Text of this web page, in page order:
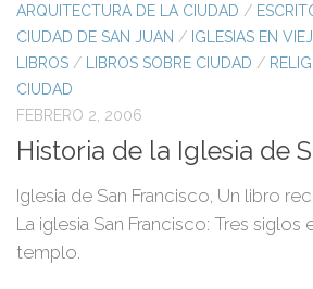
ARQUITECTURA DE LA CIUDAD /
CIUDAD DE SAN JUAN / IGLESIAS EN
LIBROS / LIBROS SOBRE CIUDAD /
CIUDAD
FEBRERO 2, 2006
Historia de la Iglesia de
Iglesia de San Francisco, Un libro
La iglesia San Francisco: Tres siglos
templo.